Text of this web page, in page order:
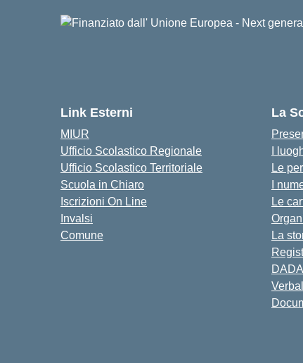
Link Esterni
MIUR
Ufficio Scolastico Regionale
Ufficio Scolastico Territoriale
Scuola in Chiaro
Iscrizioni On Line
Invalsi
Comune
La
I
Le
I
Le
La